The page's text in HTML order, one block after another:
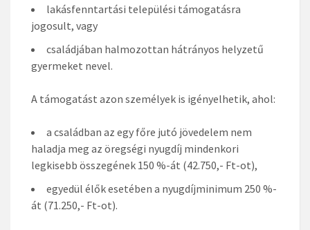
lakásfenntartási települési támogatásra
jogosult, vagy
családjában halmozottan hátrányos helyzetű
gyermeket nevel.
A támogatást azon személyek is igényelhetik, ahol:
a családban az egy főre jutó jövedelem nem
haladja meg az öregségi nyugdíj mindenkori
legkisebb összegének 150 %-át (42.750,- Ft-ot),
egyedül élők esetében a nyugdíjminimum 250 %-
át (71.250,- Ft-ot).